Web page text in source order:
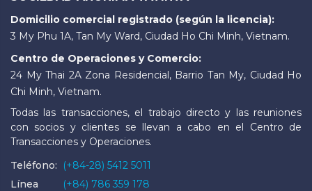
Domicilio comercial registrado (según la licencia):
3 My Phu 1A, Tan My Ward, Ciudad Ho Chi Minh, Vietnam.
Centro de Operaciones y Comercio:
24 My Thai 2A Zona Residencial, Barrio Tan My, Ciudad Ho
Chi Minh, Vietnam.
Todas las transacciones, el trabajo directo y las reuniones
con socios y clientes se llevan a cabo en el Centro de
Transacciones y Operaciones.
Teléfono:
(+84-28) 5412 5011
Línea
(+84) 786 359 178